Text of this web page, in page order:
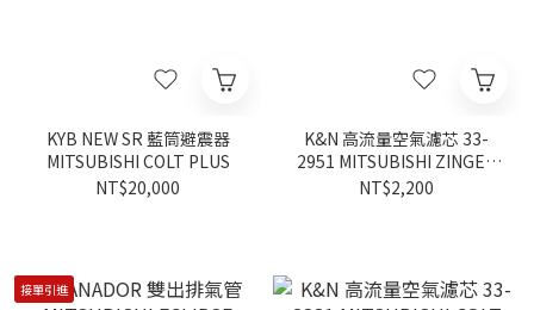
KYB NEW SR 藍筒避震器
MITSUBISHI COLT PLUS
NT$20,000
K&N 高流量空氣濾芯 33-
2951 MITSUBISHI ZINGER
2.4 2015-2023
NT$2,200
接單引進